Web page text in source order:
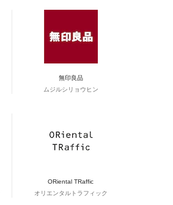
無印良品
ムジルシリョウヒン
ORiental TRaffic
オリエンタルトラフィック